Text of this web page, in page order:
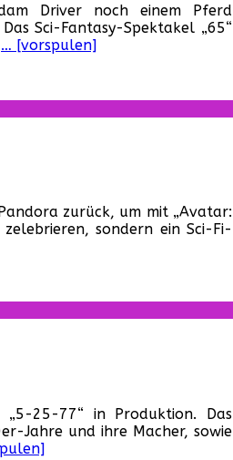
Driver noch einem Pferd
Sci-Fantasy-Spektakel „65“
… [vorspulen]
zurück, um mit „Avatar:
sondern ein Sci-Fi-
25-77“ in Produktion. Das
Jahre und ihre Macher, sowie